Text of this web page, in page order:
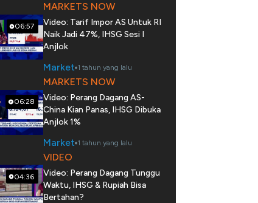
06:57
MARKETS NOW
Video: Tarif Impor AS Untuk RI
Naik Jadi 47%, IHSG Sesi I
Anjlok
Market 1 tahun yang lalu
06:28
MARKETS NOW
Video: Perang Dagang AS-
China Kian Panas, IHSG Dibuka
Anjlok 1%
Market 1 tahun yang lalu
04:36
VIDEO
Video: Perang Dagang Tunggu
Waktu, IHSG & Rupiah Bisa
Bertahan?